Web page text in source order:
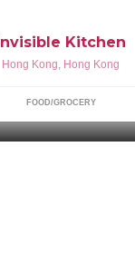
Invisible Kitchen
Hong Kong, Hong Kong
FOOD/GROCERY